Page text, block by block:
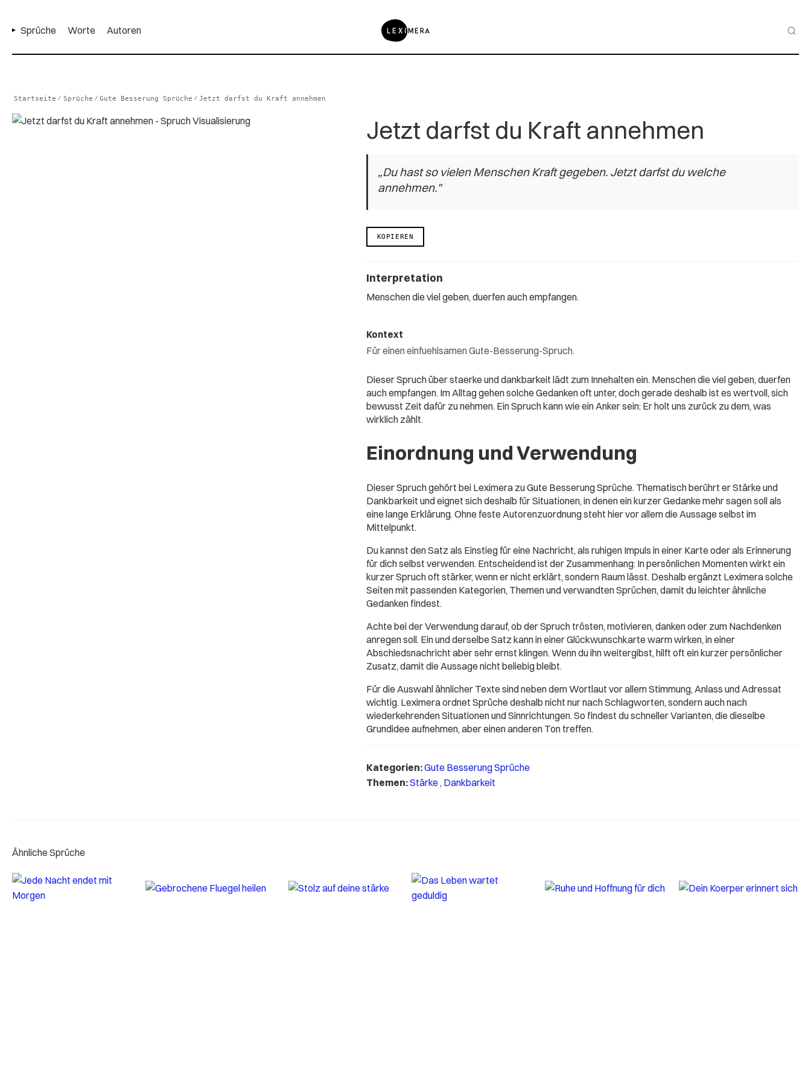
Sprüche Worte Autoren
Startseite / Sprüche / Gute Besserung Sprüche / Jetzt darfst du Kraft annehmen
Jetzt darfst du Kraft annehmen
„Du hast so vielen Menschen Kraft gegeben. Jetzt darfst du welche
annehmen."
KOPIEREN
Interpretation
Menschen die viel geben, duerfen auch empfangen.
Kontext
Für einen einfuehlsamen Gute-Besserung-Spruch.
Dieser Spruch über staerke und dankbarkeit lädt zum Innehalten ein. Menschen die viel geben, duerfen
auch empfangen. Im Alltag gehen solche Gedanken oft unter, doch gerade deshalb ist es wertvoll, sich
bewusst Zeit dafür zu nehmen. Ein Spruch kann wie ein Anker sein: Er holt uns zurück zu dem, was
wirklich zählt.
Einordnung und Verwendung
Dieser Spruch gehört bei Leximera zu Gute Besserung Sprüche. Thematisch berührt er Stärke und
Dankbarkeit und eignet sich deshalb für Situationen, in denen ein kurzer Gedanke mehr sagen soll als
eine lange Erklärung. Ohne feste Autorenzuordnung steht hier vor allem die Aussage selbst im
Mittelpunkt.
Du kannst den Satz als Einstieg für eine Nachricht, als ruhigen Impuls in einer Karte oder als Erinnerung
für dich selbst verwenden. Entscheidend ist der Zusammenhang: In persönlichen Momenten wirkt ein
kurzer Spruch oft stärker, wenn er nicht erklärt, sondern Raum lässt. Deshalb ergänzt Leximera solche
Seiten mit passenden Kategorien, Themen und verwandten Sprüchen, damit du leichter ähnliche
Gedanken findest.
Achte bei der Verwendung darauf, ob der Spruch trösten, motivieren, danken oder zum Nachdenken
anregen soll. Ein und derselbe Satz kann in einer Glückwunschkarte warm wirken, in einer
Abschiedsnachricht aber sehr ernst klingen. Wenn du ihn weitergibst, hilft oft ein kurzer persönlicher
Zusatz, damit die Aussage nicht beliebig bleibt.
Für die Auswahl ähnlicher Texte sind neben dem Wortlaut vor allem Stimmung, Anlass und Adressat
wichtig. Leximera ordnet Sprüche deshalb nicht nur nach Schlagworten, sondern auch nach
wiederkehrenden Situationen und Sinnrichtungen. So findest du schneller Varianten, die dieselbe
Grundidee aufnehmen, aber einen anderen Ton treffen.
Kategorien:Gute Besserung Sprüche
Themen:Stärke , Dankbarkeit
Ähnliche Sprüche